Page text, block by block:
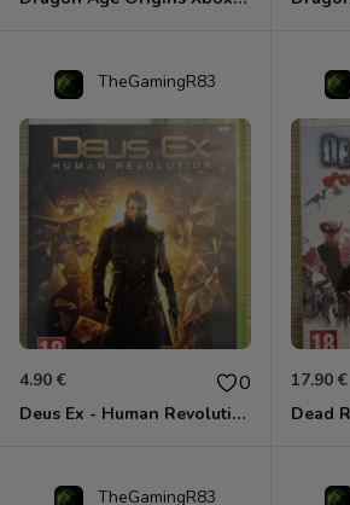
TheGamingR83
4.90 € 0
Deus Ex - Human Revolution Xbox 360
17.90 €
TheGamingR83